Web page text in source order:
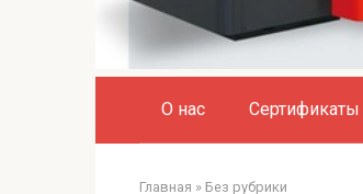
О нас Сертификаты
Главная » Без рубрики